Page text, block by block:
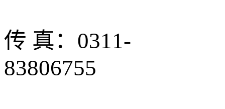
传 真：0311-
83806755